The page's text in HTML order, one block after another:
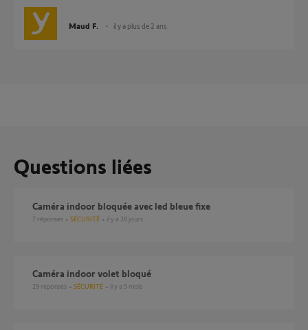
Maud F. il y a plus de 2 ans
Questions liées
Caméra indoor bloquée avec led bleue fixe
7 réponses SÉCURITÉ il y a 28 jours
Caméra indoor volet bloqué
29 réponses SÉCURITÉ il y a 5 mois